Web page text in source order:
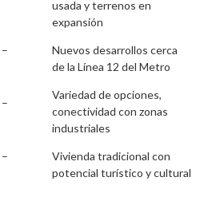
usada y terrenos en
expansión
Nuevos desarrollos cerca
de la Línea 12 del Metro
Variedad de opciones,
conectividad con zonas
industriales
Vivienda tradicional con
potencial turístico y cultural